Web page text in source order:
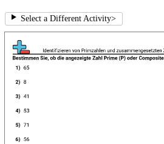
Select a Different Activity>